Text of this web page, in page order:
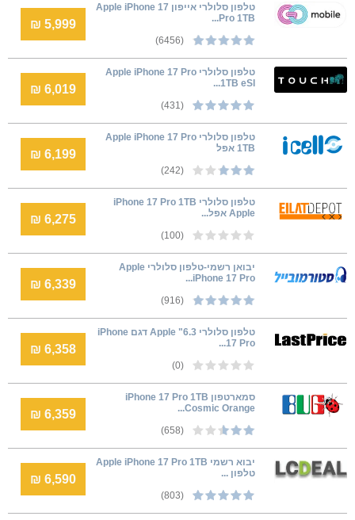
טלפון סלולרי אייפון Apple iPhone 17
Pro 1TB...
(6456)
5,999 ₪
טלפון סלולרי Apple iPhone 17 Pro
1TB eSI...
(431)
6,019 ₪
טלפון סלולרי Apple iPhone 17 Pro
1TB אפל
(242)
6,199 ₪
טלפון סלולרי iPhone 17 Pro 1TB
Apple אפל...
(100)
6,275 ₪
יבואן רשמי-טלפון סלולרי Apple
iPhone 17 Pro...
(916)
6,339 ₪
טלפון סלולרי 6.3" Apple דגם iPhone
17 Pro...
(0)
6,358 ₪
סמארטפון iPhone 17 Pro 1TB
Cosmic Orange...
(658)
6,359 ₪
יבוא רשמי Apple iPhone 17 Pro 1TB
טלפון ...
(803)
6,590 ₪